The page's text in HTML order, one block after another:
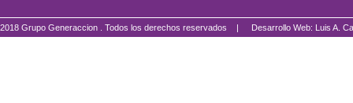
2018 Grupo Generaccion . Todos los derechos reservados | Desarrollo Web: Luis